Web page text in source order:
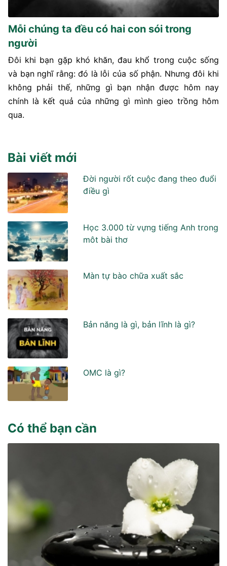
Mỗi chúng ta đều có hai con sói trong
người
Đôi khi bạn gặp khó khăn, đau khổ trong cuộc sống
và bạn nghĩ rằng: đó là lỗi của số phận. Nhưng đôi khi
không phải thế, những gì bạn nhận được hôm nay
chính là kết quả của những gì mình gieo trồng hôm
qua.
Bài viết mới
Đời người rốt cuộc đang theo đuổi
điều gì
Học 3.000 từ vựng tiếng Anh trong
môt bài thơ
Màn tự bào chữa xuất sắc
Bản năng là gì, bản lĩnh là gì?
OMC là gì?
Có thể bạn cần